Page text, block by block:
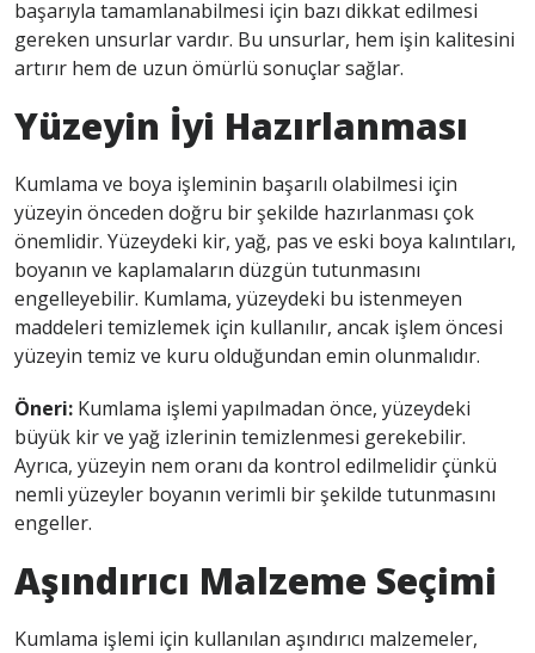
başarıyla tamamlanabilmesi için bazı dikkat edilmesi
gereken unsurlar vardır. Bu unsurlar, hem işin kalitesini
artırır hem de uzun ömürlü sonuçlar sağlar.
Yüzeyin İyi Hazırlanması
Kumlama ve boya işleminin başarılı olabilmesi için
yüzeyin önceden doğru bir şekilde hazırlanması çok
önemlidir. Yüzeydeki kir, yağ, pas ve eski boya kalıntıları,
boyanın ve kaplamaların düzgün tutunmasını
engelleyebilir. Kumlama, yüzeydeki bu istenmeyen
maddeleri temizlemek için kullanılır, ancak işlem öncesi
yüzeyin temiz ve kuru olduğundan emin olunmalıdır.
Öneri: Kumlama işlemi yapılmadan önce, yüzeydeki
büyük kir ve yağ izlerinin temizlenmesi gerekebilir.
Ayrıca, yüzeyin nem oranı da kontrol edilmelidir çünkü
nemli yüzeyler boyanın verimli bir şekilde tutunmasını
engeller.
Aşındırıcı Malzeme Seçimi
Kumlama işlemi için kullanılan aşındırıcı malzemeler,